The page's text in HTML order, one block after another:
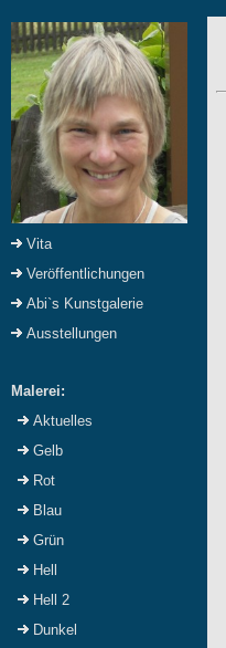
Vita
Veröffentlichungen
Abi`s Kunstgalerie
Ausstellungen
Malerei:
Aktuelles
Gelb
Rot
Blau
Grün
Hell
Hell 2
Dunkel